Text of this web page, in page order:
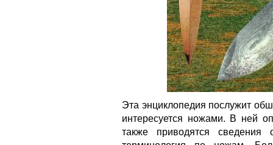
Эта энциклопедия послужит
интересуется ножами. В ней
также приводятся сведения